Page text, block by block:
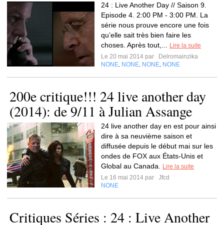
24 : Live Another Day // Saison 9.
Episode 4. 2:00 PM - 3:00 PM. La
série nous prouve encore une fois
qu’elle sait très bien faire les
choses. Après tout,...
Lire la suite
Le 20 mai 2014 par
Delromainzika
NONE NONE NONE NONE
200e critique!!! 24 live another day
(2014): de 9/11 à Julian Assange
24 live another day en est pour ainsi
dire à sa neuvième saison et
diffusée depuis le début mai sur les
ondes de FOX aux États-Unis et
Global au Canada.
Lire la suite
Le 16 mai 2014 par
Jfcd
NONE
Critiques Séries : 24 : Live Another